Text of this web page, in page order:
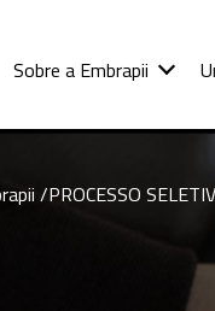
Sobre a Embrapii
/PROCESSO